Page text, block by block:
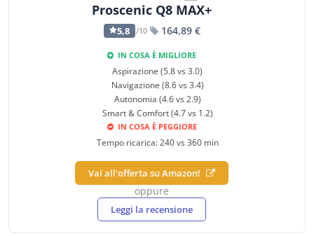
Proscenic Q8 MAX+
5,8 /10 164,89 €
IN COSA È MIGLIORE
Aspirazione (5.8 vs 3.0)
Navigazione (8.6 vs 3.4)
Autonomia (4.6 vs 2.9)
Smart & Comfort (4.7 vs 1.2)
IN COSA È PEGGIORE
Tempo ricarica: 240 vs 360 min
Vai all'offerta su Amazon!
oppure
Leggi la recensione